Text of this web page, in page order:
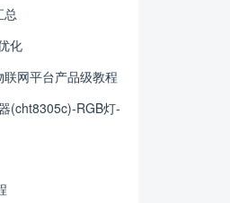
总
化
网平台产品级教程
(cht8305c)-RGB灯-